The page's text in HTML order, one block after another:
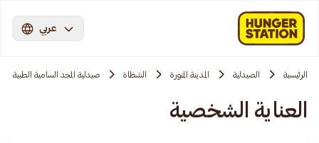
عربي
الرئيسية الصيدلية المدينة المنورة الشظاة صيدلية المجد السامية الطبية
العناية الشخصية